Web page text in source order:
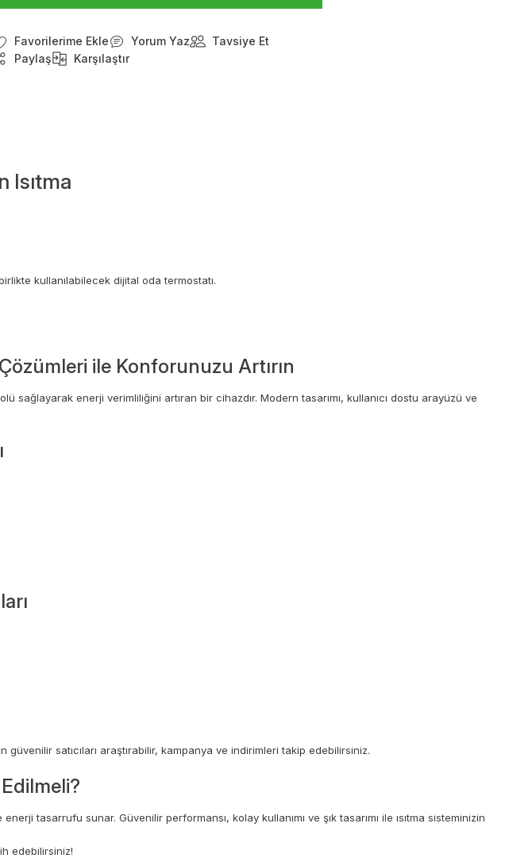
Yorum Yaz
Tavsiye Et
Paylaş
Karşılaştır
Isıtma
kullanılabilecek dijital oda termostatı.
ile Konforunuzu Artırın
sağlayarak enerji verimliliğini artıran bir cihazdır. Modern tasarımı, kullanıcı dostu arayüzü ve
satıcıları araştırabilir, kampanya ve indirimleri takip edebilirsiniz.
tasarrufu sunar. Güvenilir performansı, kolay kullanımı ve şık tasarımı ile ısıtma sisteminizin
edebilirsiniz!